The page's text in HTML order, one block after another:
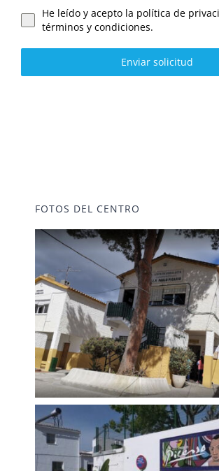
He leído y acepto la política de
términos y condiciones.
Enviar solicitud
FOTOS DEL CENTRO